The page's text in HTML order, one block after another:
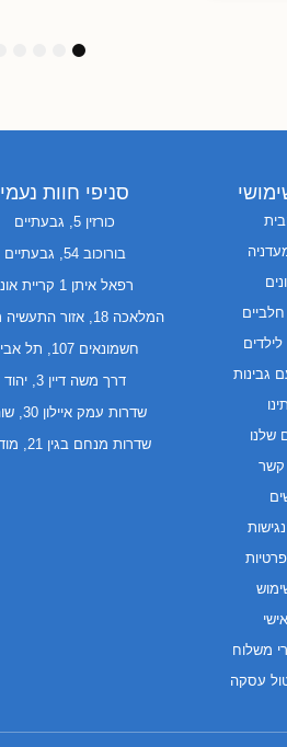
גבינות
שלנו
קשר
משלוח
עסקה
סניפי חוות נעמי
כורזין 5, גבעתיים
בורוכוב 54, גבעתיים
רפאל איתן 1 קריית אונו
המלאכה 18, אזור התעשיה רעננה
חשמונאים 107, תל אביב
דרך משה דיין 3, יהוד
שדרות עמק איילון 30, שוהם
שדרות מנחם בגין 21, מודיעין